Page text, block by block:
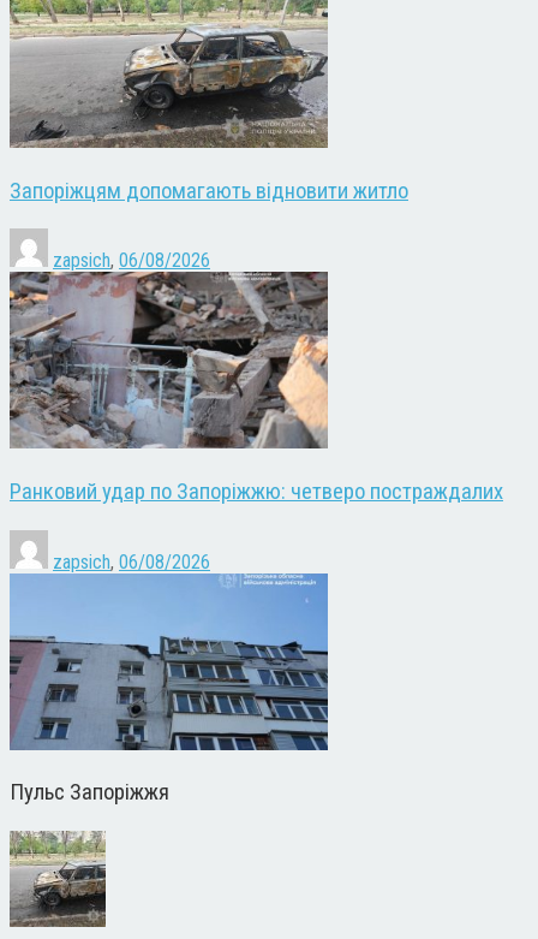
Запоріжцям допомагають відновити житло
zapsich, 06/08/2026
Ранковий удар по Запоріжжю: четверо постраждалих
zapsich, 06/08/2026
Пульс Запоріжжя